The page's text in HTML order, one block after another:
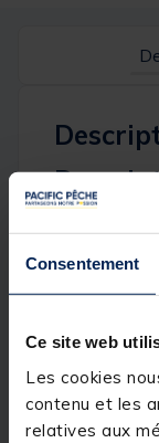
Consentement
Ce site web
Les cookies
contenu et les
relatives aux
Ce
poissons. Il
meilleure
idéal pour les
Détails